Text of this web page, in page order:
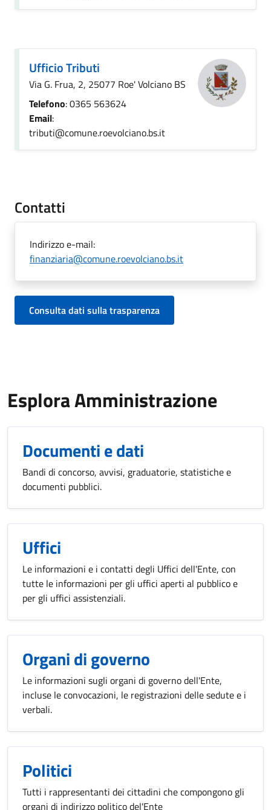
Ufficio Tributi
Via G. Frua, 2, 25077 Roe' Volciano BS
Telefono: 0365 563624
Email:
tributi@comune.roevolciano.bs.it
Contatti
Indirizzo e-mail:
finanziaria@comune.roevolciano.bs.it
Consulta dati sulla trasparenza
Esplora Amministrazione
Documenti e dati
Bandi di concorso, avvisi, graduatorie, statistiche e
documenti pubblici.
Uffici
Le informazioni e i contatti degli Uffici dell'Ente, con
tutte le informazioni per gli uffici aperti al pubblico e
per gli uffici assistenziali.
Organi di governo
Le informazioni sugli organi di governo dell'Ente,
incluse le convocazioni, le registrazioni delle sedute e i
verbali.
Politici
Tutti i rappresentanti dei cittadini che compongono gli
organi di indirizzo politico del'Ente